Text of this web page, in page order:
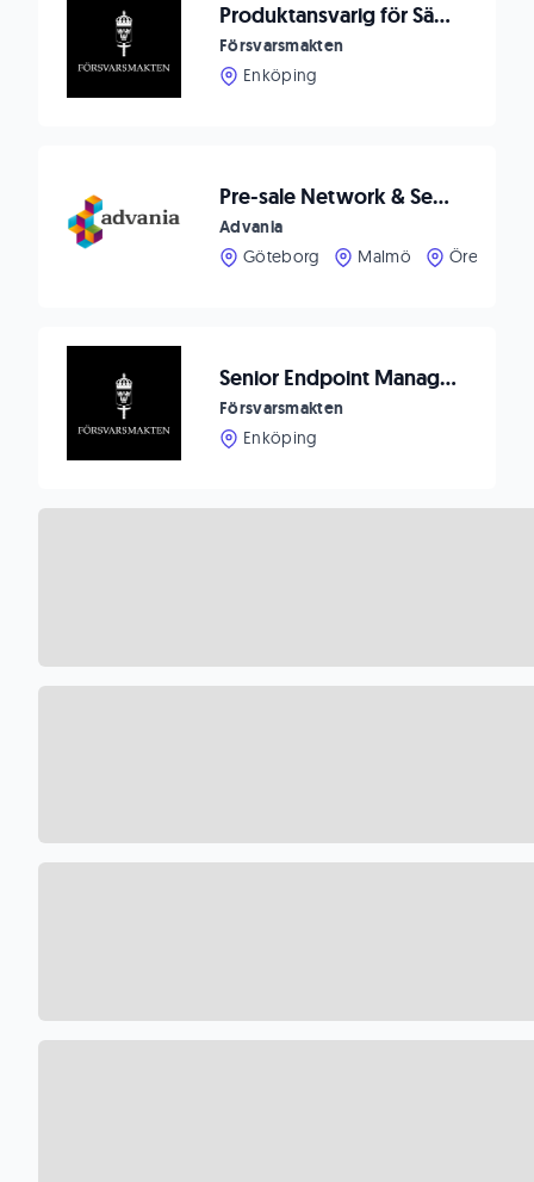
Produktansvarig för Säkra och Robusta system (TPF)
Försvarsmakten
Enköping
Pre-sale Network & Security
Advania
Göteborg
Malmö Örebro
Senior Endpoint Management Specialist
Försvarsmakten
Enköping